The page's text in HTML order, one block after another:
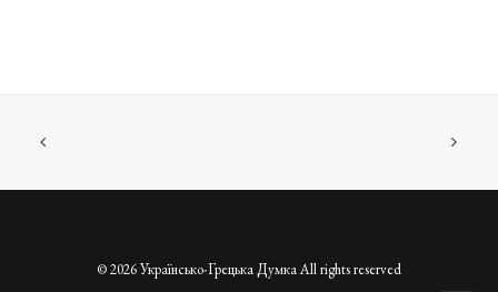
© 2026 Українсько-Грецька Думка All rights reserved